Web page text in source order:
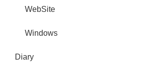
WebSite
Windows
Diary